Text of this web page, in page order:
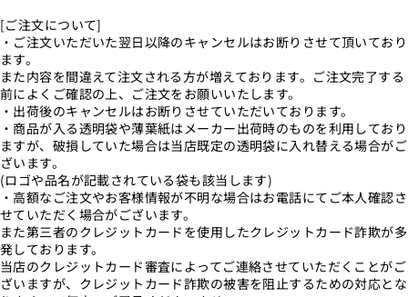
[ご注文について]
・ご注文いただいた翌日以降のキャンセルはお断りさせて頂いており
ます。
また内容を間違えて注文される方が増えております。ご注文完了する
前によくご確認の上、ご注文をお願いいたします。
・出荷後のキャンセルはお断りさせていただいております。
・商品が入る透明袋や薄葉紙はメーカー出荷時のものを利用しており
ますが、破損していた場合は当店既定の透明袋に入れ替える場合がご
ざいます。
(ロゴや品名が記載されている袋も該当します)
・高額なご注文やお客様情報が不明な場合はお電話にてご本人確認さ
せていただく場合がございます。
また第三者のクレジットカードを使用したクレジットカード詐欺が多
発しております。
当店のクレジットカード審査によってご連絡させていただくことがご
ざいますが、クレジットカード詐欺の被害を阻止するための対応とな